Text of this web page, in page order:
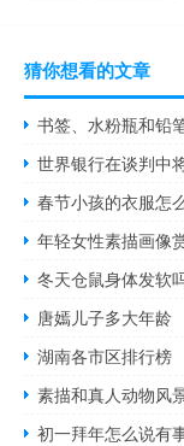
猜你想看的文章
书签、水粉瓶和铅
世界银行在谈判中
春节小孩的衣服怎
年轻女性素描画像
冬天仓鼠身体发软
唐嫣儿子多大年龄
湖南各市区排行榜
素描和真人动物风
初一拜年怎么说有